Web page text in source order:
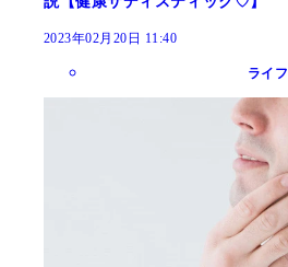
2023年02月20日 11:40
ライ